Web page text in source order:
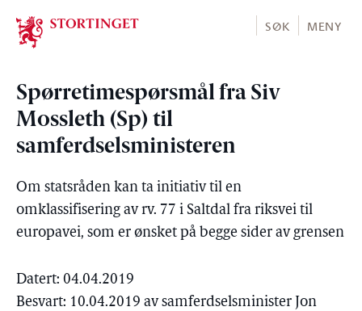
Stortinget.no
SØK MENY
Spørretimespørsmål fra Siv
Mossleth (Sp) til
samferdselsministeren
Om statsråden kan ta initiativ til en
omklassifisering av rv. 77 i Saltdal fra riksvei til
europavei, som er ønsket på begge sider av grensen
Datert: 04.04.2019
Besvart: 10.04.2019 av samferdselsminister Jon